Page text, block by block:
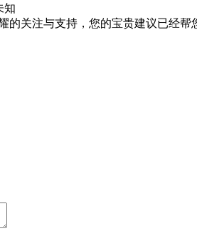
知
的关注与支持，您的宝贵建议已经帮